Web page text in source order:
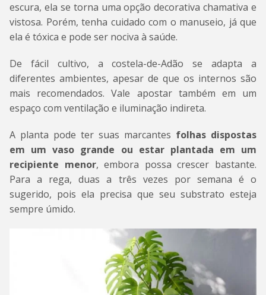
escura, ela se torna uma opção decorativa chamativa e
vistosa. Porém, tenha cuidado com o manuseio, já que
ela é tóxica e pode ser nociva à saúde.
De fácil cultivo, a costela-de-Adão se adapta a
diferentes ambientes, apesar de que os internos são
mais recomendados. Vale apostar também em um
espaço com ventilação e iluminação indireta.
A planta pode ter suas marcantes folhas dispostas
em um vaso grande ou estar plantada em um
recipiente menor, embora possa crescer bastante.
Para a rega, duas a três vezes por semana é o
sugerido, pois ela precisa que seu substrato esteja
sempre úmido.